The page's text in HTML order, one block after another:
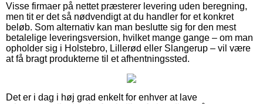
Visse firmaer på nettet præsterer levering uden beregning,
men tit er det så nødvendigt at du handler for et konkret
beløb. Som alternativ kan man beslutte sig for den mest
betalelige leveringsversion, hvilket mange gange – om man
opholder sig i Holstebro, Lillerød eller Slangerup – vil være
at få bragt produkterne til et afhentningssted.
Det er i dag i høj grad enkelt for enhver at lave